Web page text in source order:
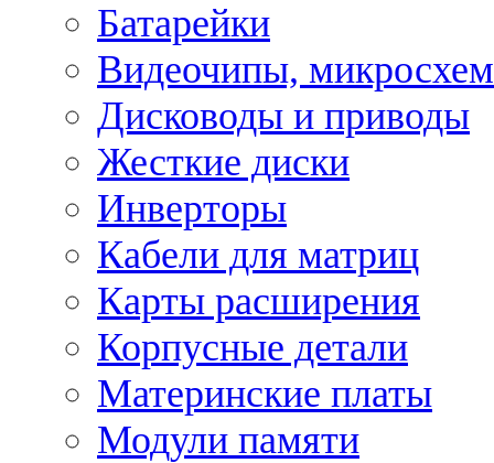
Батарейки
Видеочипы,
Дисководы и приводы
Жесткие диски
Инверторы
Кабели для матриц
Карты расширения
Корпусные детали
Материнские платы
Модули памяти